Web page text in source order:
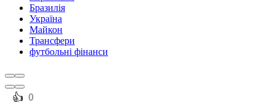
Бразилія
Україна
Майкон
Трансфери
футбольні фінанси
️👍 0